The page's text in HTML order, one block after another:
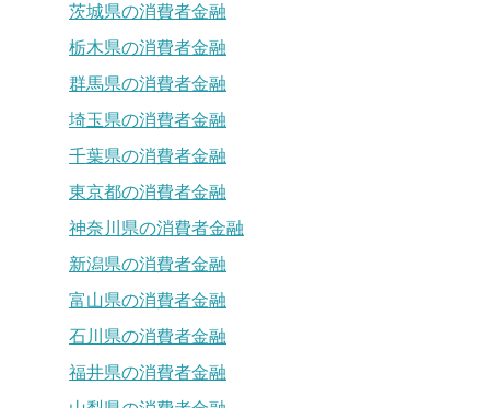
茨城県の消費者金融
栃木県の消費者金融
群馬県の消費者金融
埼玉県の消費者金融
千葉県の消費者金融
東京都の消費者金融
神奈川県の消費者金融
新潟県の消費者金融
富山県の消費者金融
石川県の消費者金融
福井県の消費者金融